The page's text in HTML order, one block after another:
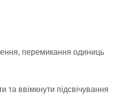
перемикання одиниць
та ввімкнути підсвічування